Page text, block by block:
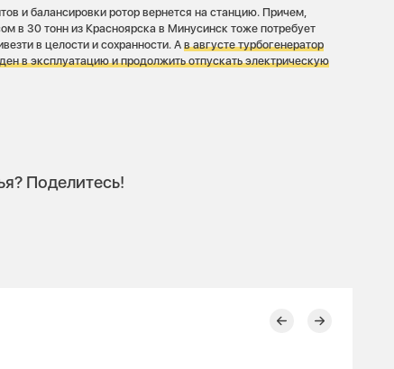
и балансировки ротор вернется на станцию. Причем,
в 30 тонн из Красноярска в Минусинск тоже потребует
в целости и сохранности. Ав августе турбогенератор
в эксплуатацию и продолжить отпускать электрическую
Поделитесь!